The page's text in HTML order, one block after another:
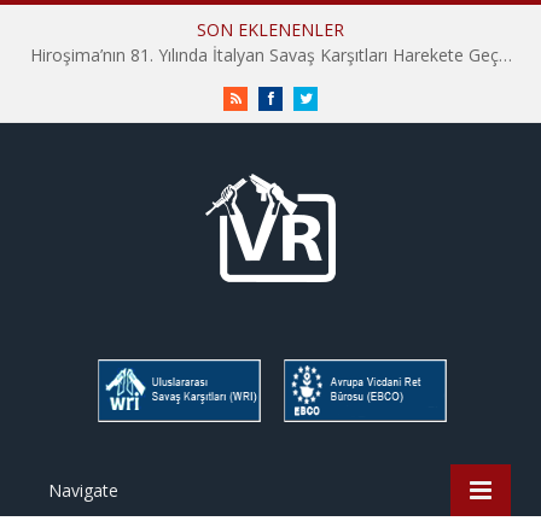
SON EKLENENLER
Hiroşima’nın 81. Yılında İtalyan Savaş Karşıtları Harekete Geçti: “Hatırlamak yeterli değil”
RSS FacebookTwitter
Navigate